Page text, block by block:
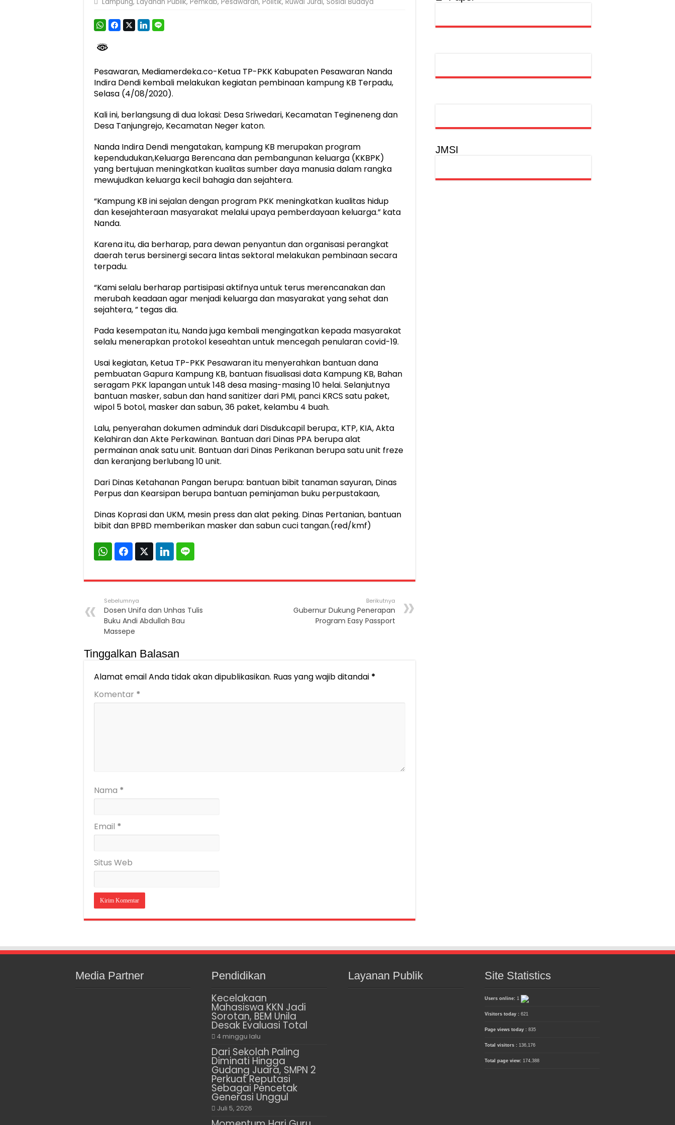
Jasa Raharja Jamin Seluruh Korban Kebakaran KM Mutiara Sentosa II di Perairan Sumenep
Gubernur Mirza Ajak IAI Darul Fattah Cetak SDM Adaptif Berlandaskan Nilai Agama
Pesawaran, Mediamerdeka.co-Ketua TP-PKK Kabupaten Pesawaran Nanda
Indira Dendi kembali melakukan kegiatan pembinaan kampung KB Terpadu,
Selasa (4/08/2020).
Kali ini, berlangsung di dua lokasi: Desa Sriwedari, Kecamatan Tegineneng dan
Desa Tanjungrejo, Kecamatan Neger katon.
Nanda Indira Dendi mengatakan, kampung KB merupakan program
kependudukan,Keluarga Berencana dan pembangunan keluarga (KKBPK)
yang bertujuan meningkatkan kualitas sumber daya manusia dalam rangka
mewujudkan keluarga kecil bahagia dan sejahtera.
“Kampung KB ini sejalan dengan program PKK meningkatkan kualitas hidup
dan kesejahteraan masyarakat melalui upaya pemberdayaan keluarga.” kata
Nanda.
Karena itu, dia berharap, para dewan penyantun dan organisasi perangkat
daerah terus bersinergi secara lintas sektoral melakukan pembinaan secara
terpadu.
“Kami selalu berharap partisipasi aktifnya untuk terus merencanakan dan
merubah keadaan agar menjadi keluarga dan masyarakat yang sehat dan
sejahtera, ” tegas dia.
Pada kesempatan itu, Nanda juga kembali mengingatkan kepada masyarakat
selalu menerapkan protokol keseahtan untuk mencegah penularan covid-19.
Usai kegiatan, Ketua TP-PKK Pesawaran itu menyerahkan bantuan dana
pembuatan Gapura Kampung KB, bantuan fisualisasi data Kampung KB, Bahan
seragam PKK lapangan untuk 148 desa masing-masing 10 helai. Selanjutnya
bantuan masker, sabun dan hand sanitizer dari PMI, panci KRCS satu paket,
wipol 5 botol, masker dan sabun, 36 paket, kelambu 4 buah.
Lalu, penyerahan dokumen adminduk dari Disdukcapil berupa:, KTP, KIA, Akta
Kelahiran dan Akte Perkawinan. Bantuan dari Dinas PPA berupa alat
permainan anak satu unit. Bantuan dari Dinas Perikanan berupa satu unit freze
dan keranjang berlubang 10 unit.
Dari Dinas Ketahanan Pangan berupa: bantuan bibit tanaman sayuran, Dinas
Perpus dan Kearsipan berupa bantuan peminjaman buku perpustakaan,
Dinas Koprasi dan UKM, mesin press dan alat peking. Dinas Pertanian, bantuan
bibit dan BPBD memberikan masker dan sabun cuci tangan.(red/kmf)
Sebelumnya
Dosen Unifa dan Unhas Tulis
Buku Andi Abdullah Bau
Massepe
Berikutnya
Gubernur Dukung Penerapan
Program Easy Passport
Tinggalkan Balasan
Alamat email Anda tidak akan dipublikasikan. Ruas yang wajib ditandai *
Komentar *
Nama *
Email *
Situs Web
JMSI
Media Partner Pendidikan
Kecelakaan
Mahasiswa KKN Jadi
Sorotan, BEM Unila
Desak Evaluasi Total
4 minggu lalu
Dari Sekolah Paling
Diminati Hingga
Gudang Juara, SMPN 2
Perkuat Reputasi
Sebagai Pencetak
Generasi Unggul
Juli 5, 2026
Layanan Publik Site Statistics
Users online: 1
Visitors today : 621
Page views today : 835
Total visitors : 136,176
Total page view: 174,388